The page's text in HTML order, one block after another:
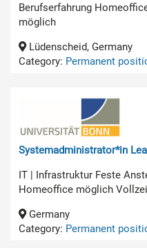
Berufserfahrung
möglich
Lüdenscheid, Germany
Category: Permanent
Systemadministrator*in
IT | Infrastruktur Feste
Homeoffice möglich
Germany
Category: Permanent